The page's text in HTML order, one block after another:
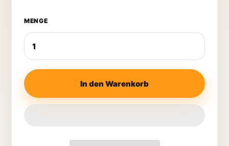
MENGE
In den Warenkorb